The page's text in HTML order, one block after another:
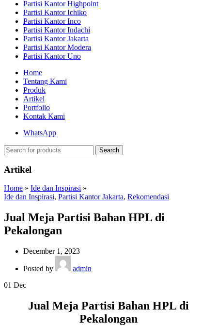
Partisi Kantor Highpoint
Partisi Kantor Ichiko
Partisi Kantor Inco
Partisi Kantor Indachi
Partisi Kantor Jakarta
Partisi Kantor Modera
Partisi Kantor Uno
Home
Tentang Kami
Produk
Artikel
Portfolio
Kontak Kami
WhatsApp
Search
Artikel
Home » Ide dan Inspirasi »
Ide dan Inspirasi, Partisi Kantor Jakarta, Rekomendasi
Jual Meja Partisi Bahan HPL di
Pekalongan
December 1, 2023
Posted by
admin
01 Dec
Jual Meja Partisi Bahan HPL di
Pekalongan